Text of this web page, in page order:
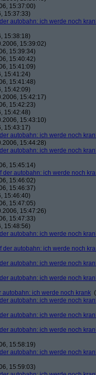
15:37:00)
15:37:33)
autobahn: ich werde noch
15:38:18)
15:39:02)
15:39:34)
15:40:42)
15:41:09)
15:41:24)
15:41:48)
15:42:09)
15:42:17)
15:42:23)
15:42:48)
15:43:10)
15:43:17)
autobahn: ich werde noch
15:44:28)
autobahn: ich werde noch
15:45:14)
der autobahn: ich werde noch
15:46:02)
15:46:37)
15:46:40)
15:47:05)
15:47:26)
15:47:33)
15:48:56)
autobahn: ich werde noch
der autobahn: ich werde noch
autobahn: ich werde noch
autobahn: ich werde noch
autobahn: ich werde noch krank (
autobahn: ich werde noch
autobahn: ich werde noch
autobahn: ich werde noch
15:58:19)
autobahn: ich werde noch
15:59:03)